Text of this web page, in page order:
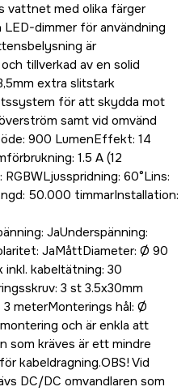
vattnet med olika färger
dimmer för användning
är
tillverkad av en solid
extra slitstark
för att skydda mot
samt vid omvänd
900 LumenEffekt: 14
1.5 A (12
60°Lins:
50.000 timmarInstallation:
JaUnderspänning:
JaMåttDiameter: Ø 90
inkl. kabeltätning: 30
3 st 3.5x30mm
meterMonterings hål: Ø
och är enkla att
som kräves är ett mindre
kabeldragning.OBS! Vid
DC/DC omvandlaren som